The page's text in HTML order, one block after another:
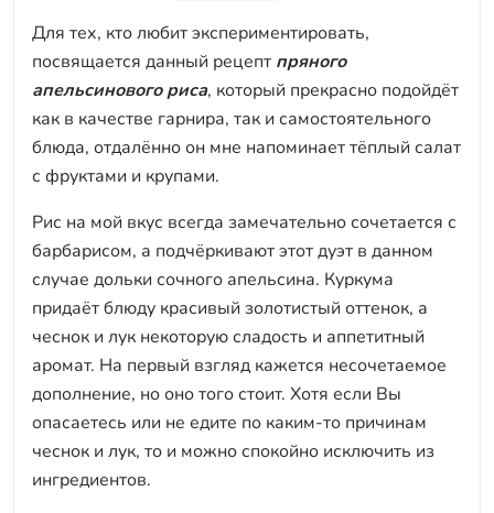
Для тех, кто любит экспериментировать,
посвящается данный рецепт пряного
апельсинового риса, который прекрасно подойдёт
как в качестве гарнира, так и самостоятельного
блюда, отдалённо он мне напоминает тёплый салат
с фруктами и крупами.
Рис на мой вкус всегда замечательно сочетается с
барбарисом, а подчёркивают этот дуэт в данном
случае дольки сочного апельсина. Куркума
придаёт блюду красивый золотистый оттенок, а
чеснок и лук некоторую сладость и аппетитный
аромат. На первый взгляд кажется несочетаемое
дополнение, но оно того стоит. Хотя если Вы
опасаетесь или не едите по каким-то причинам
чеснок и лук, то и можно спокойно исключить из
ингредиентов.